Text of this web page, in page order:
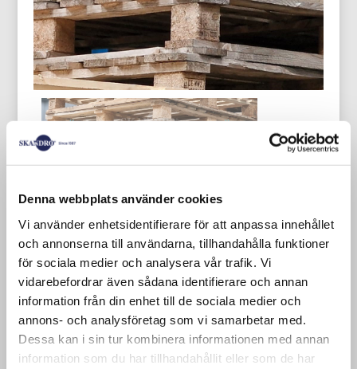
Denna webbplats använder cookies
Vi använder enhetsidentifierare för att anpassa innehållet
och annonserna till användarna, tillhandahålla funktioner
för sociala medier och analysera vår trafik. Vi
vidarebefordrar även sådana identifierare och annan
information från din enhet till de sociala medier och
annons- och analysföretag som vi samarbetar med.
Dessa kan i sin tur kombinera informationen med annan
information som du har tillhandahållit eller som de har
Kemipall - CP pallet, Chemische pallets
Gebruikte pallet CP9 1140×1140 mm
Er is een palletstandaard ontwikkeld
voor de chemische industrie met een
aantal varianten van zogenaamde CP-
pallets. Dit type pallet is niet erg